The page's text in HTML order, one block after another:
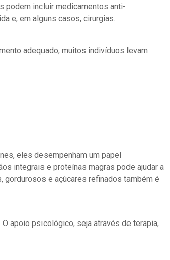
podem incluir medicamentos anti-
e, em alguns casos, cirurgias.
adequado, muitos indivíduos levam
eles desempenham um papel
integrais e proteínas magras pode ajudar a
gordurosos e açúcares refinados também é
apoio psicológico, seja através de terapia,